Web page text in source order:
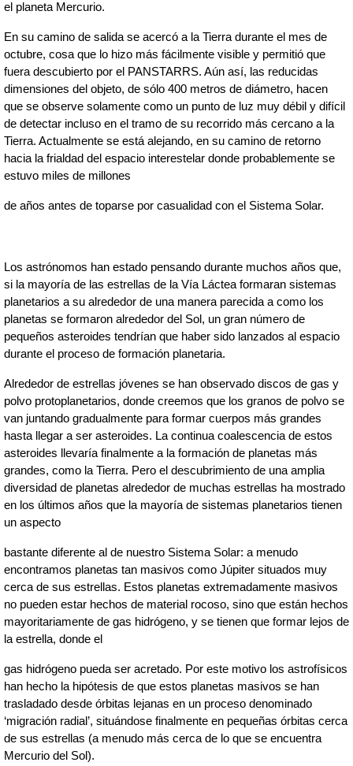
el planeta Mercurio.
En su camino de salida se acercó a la Tierra durante el mes de
octubre, cosa que lo hizo más fácilmente visible y permitió que
fuera descubierto por el PANSTARRS. Aún así, las reducidas
dimensiones del objeto, de sólo 400 metros de diámetro, hacen
que se observe solamente como un punto de luz muy débil y difícil
de detectar incluso en el tramo de su recorrido más cercano a la
Tierra. Actualmente se está alejando, en su camino de retorno
hacia la frialdad del espacio interestelar donde probablemente se
estuvo miles de millones
de años antes de toparse por casualidad con el Sistema Solar.
Los astrónomos han estado pensando durante muchos años que,
si la mayoría de las estrellas de la Vía Láctea formaran sistemas
planetarios a su alrededor de una manera parecida a como los
planetas se formaron alrededor del Sol, un gran número de
pequeños asteroides tendrían que haber sido lanzados al espacio
durante el proceso de formación planetaria.
Alrededor de estrellas jóvenes se han observado discos de gas y
polvo protoplanetarios, donde creemos que los granos de polvo se
van juntando gradualmente para formar cuerpos más grandes
hasta llegar a ser asteroides. La continua coalescencia de estos
asteroides llevaría finalmente a la formación de planetas más
grandes, como la Tierra. Pero el descubrimiento de una amplia
diversidad de planetas alrededor de muchas estrellas ha mostrado
en los últimos años que la mayoría de sistemas planetarios tienen
un aspecto
bastante diferente al de nuestro Sistema Solar: a menudo
encontramos planetas tan masivos como Júpiter situados muy
cerca de sus estrellas. Estos planetas extremadamente masivos
no pueden estar hechos de material rocoso, sino que están hechos
mayoritariamente de gas hidrógeno, y se tienen que formar lejos de
la estrella, donde el
gas hidrógeno pueda ser acretado. Por este motivo los astrofísicos
han hecho la hipótesis de que estos planetas masivos se han
trasladado desde órbitas lejanas en un proceso denominado
‘migración radial’, situándose finalmente en pequeñas órbitas cerca
de sus estrellas (a menudo más cerca de lo que se encuentra
Mercurio del Sol).